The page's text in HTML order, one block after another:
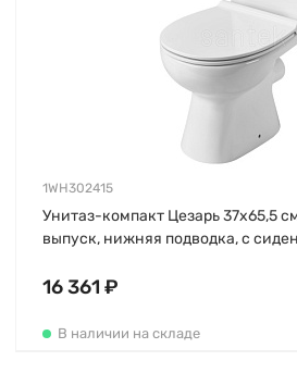
1WH302415
Унитаз-компакт Цезарь 37х65,5
выпуск, нижняя подводка, с
16 361 ₽
В наличии на складе